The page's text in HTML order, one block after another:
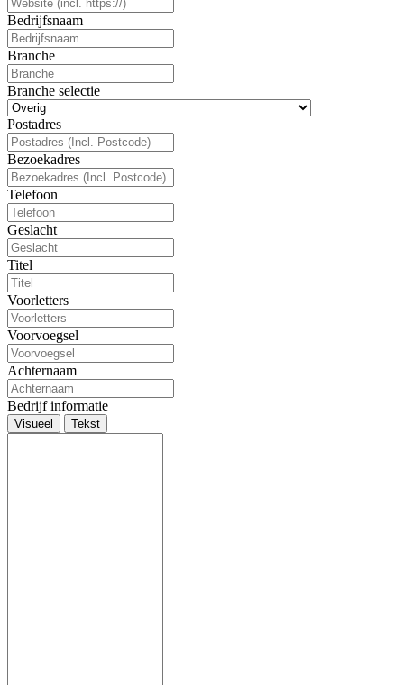
Bedrijfsnaam
Branche
Branche selectie
Postadres
Bezoekadres
Telefoon
Geslacht
Titel
Voorletters
Voorvoegsel
Achternaam
Bedrijf informatie
Visueel Tekst